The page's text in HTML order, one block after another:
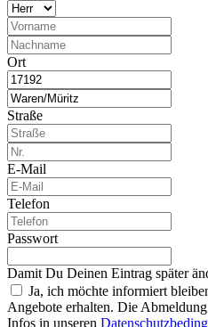
Ort
Straße
E-Mail
Telefon
Passwort
Damit Du Deinen Eintrag später
Ja, ich möchte informiert
Angebote erhalten. Die
Infos in unseren